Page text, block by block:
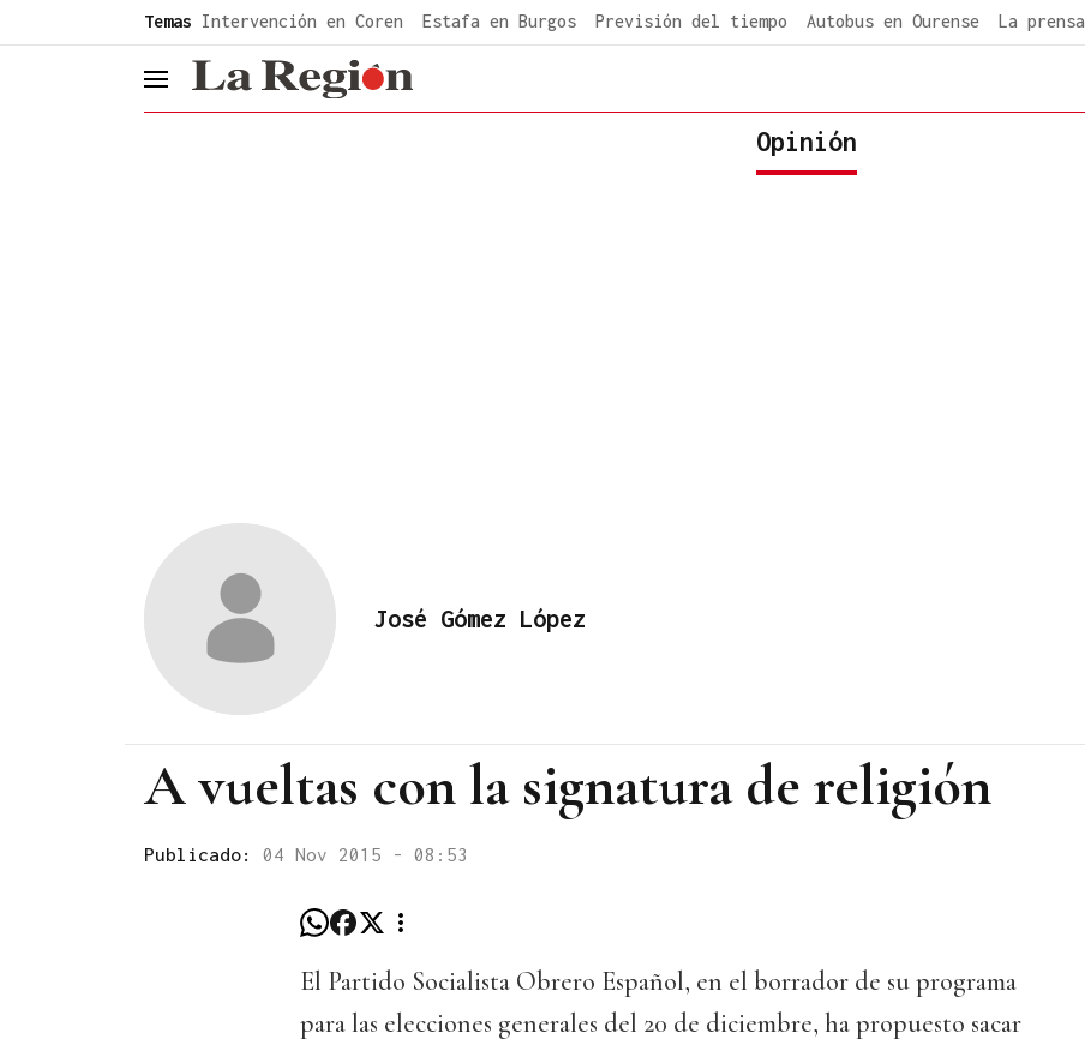
Temas Intervención en Coren Estafa en Burgos Previsión del tiempo Autobus en Ourense La prensa
header.menu.open
Opinión
José Gómez López
A vueltas con la signatura de religión
Publicado: 04 Nov 2015 - 08:53
El Partido Socialista Obrero Español, en el borrador de su programa
para las elecciones generales del 20 de diciembre, ha propuesto sacar